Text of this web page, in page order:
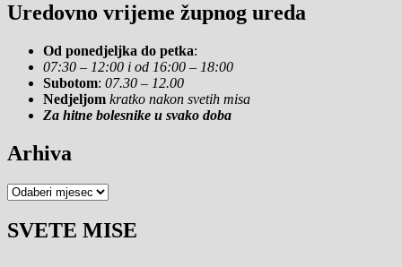
Uredovno vrijeme župnog ureda
Od ponedjeljka do petka:
07:30 – 12:00 i od 16:00 – 18:00
Subotom: 07.30 – 12.00
Nedjeljom kratko nakon svetih misa
Za hitne bolesnike u svako doba
Arhiva
Arhiva
SVETE MISE